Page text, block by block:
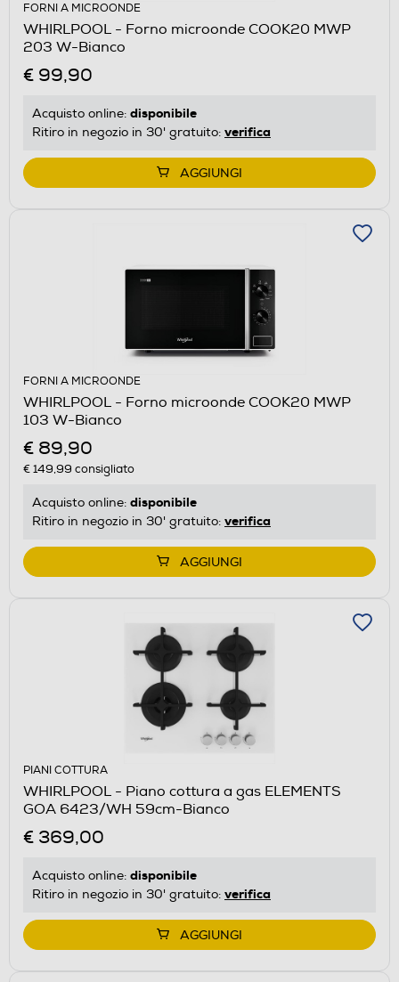
FORNI A MICROONDE
WHIRLPOOL - Forno microonde COOK20 MWP
203 W-Bianco
€ 99,90
Acquisto online: disponibile
Ritiro in negozio in 30' gratuito: verifica
AGGIUNGI
FORNI A MICROONDE
WHIRLPOOL - Forno microonde COOK20 MWP
103 W-Bianco
€ 89,90
€ 149,99 consigliato
Acquisto online: disponibile
Ritiro in negozio in 30' gratuito: verifica
AGGIUNGI
PIANI COTTURA
WHIRLPOOL - Piano cottura a gas ELEMENTS
GOA 6423/WH 59cm-Bianco
€ 369,00
Acquisto online: disponibile
Ritiro in negozio in 30' gratuito: verifica
AGGIUNGI